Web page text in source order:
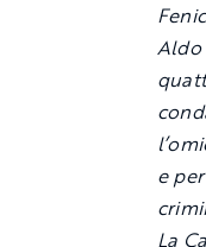
Aldo
e
La